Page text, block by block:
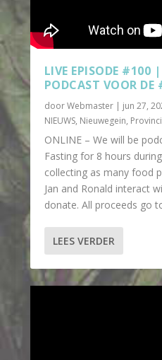
LIVE EPISODE #100
PODCAST VOOR DE
doorWebmaster| jun 27,
NIEUWS, Nieuwegein,
ONLINE – We will be
Fasting for 8 hours
collecting as many food
Jan and Ronald interact
donate. All proceeds go
LEES VERDER